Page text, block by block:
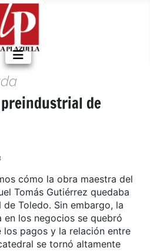
de
cómo la obra maestra del
Tomás Gutiérrez quedaba
Toledo. Sin embargo, la
en los negocios se quebró
pagos y la relación entre
se tornó altamente